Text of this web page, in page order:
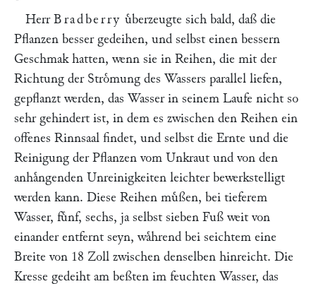
Herr Bradberry uͤberzeugte sich bald, daß die
Pflanzen besser gedeihen, und selbst einen bessern
Geschmak hatten, wenn sie in Reihen, die mit der
Richtung der Stroͤmung des Wassers parallel liefen,
gepflanzt werden, das Wasser in seinem Laufe nicht so
sehr gehindert ist, in dem es zwischen den Reihen ein
offenes Rinnsaal findet, und selbst die Ernte und die
Reinigung der Pflanzen vom Unkraut und von den
anhaͤngenden Unreinigkeiten leichter bewerkstelligt
werden kann. Diese Reihen muͤßen, bei tieferem
Wasser, fuͤnf, sechs, ja selbst sieben Fuß weit von
einander entfernt seyn, waͤhrend bei seichtem eine
Breite von 18 Zoll zwischen denselben hinreicht. Die
Kresse gedeiht am beßten im feuchten Wasser, das